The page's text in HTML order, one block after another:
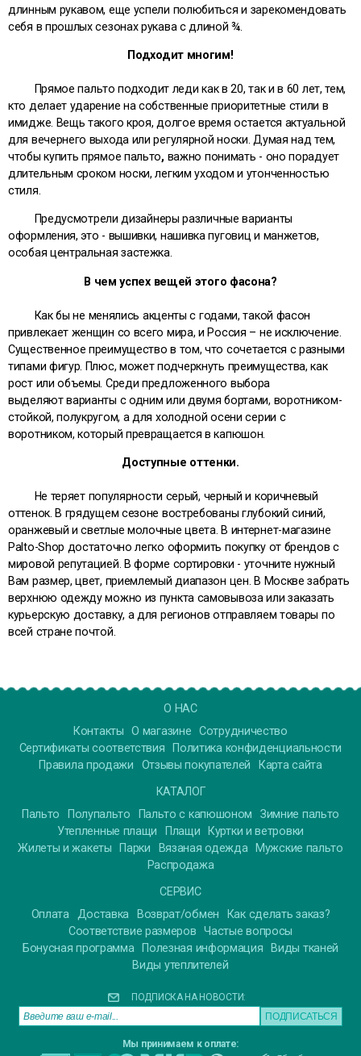
длинным рукавом, еще успели полюбиться и зарекомендовать
себя в прошлых сезонах рукава с длиной ¾.
Подходит многим!
Прямое пальто подходит леди как в 20, так и в 60 лет, тем,
кто делает ударение на собственные приоритетные стили в
имидже. Вещь такого кроя, долгое время остается актуальной
для вечернего выхода или регулярной носки. Думая над тем,
чтобы купить прямое пальто, важно понимать - оно порадует
длительным сроком носки, легким уходом и утонченностью
стиля.
Предусмотрели дизайнеры различные варианты
оформления, это - вышивки, нашивка пуговиц и манжетов,
особая центральная застежка.
В чем успех вещей этого фасона?
Как бы не менялись акценты с годами, такой фасон
привлекает женщин со всего мира, и Россия – не исключение.
Существенное преимущество в том, что сочетается с разными
типами фигур. Плюс, может подчеркнуть преимущества, как
рост или объемы. Среди предложенного выбора
выделяют варианты с одним или двумя бортами, воротником-
стойкой, полукругом, а для холодной осени серии с
воротником, который превращается в капюшон.
Доступные оттенки.
Не теряет популярности серый, черный и коричневый
оттенок. В грядущем сезоне востребованы глубокий синий,
оранжевый и светлые молочные цвета. В интернет-магазине
Palto-Shop достаточно легко оформить покупку от брендов с
мировой репутацией. В форме сортировки - уточните нужный
Вам размер, цвет, приемлемый диапазон цен. В Москве забрать
верхнюю одежду можно из пункта самовывоза или заказать
курьерскую доставку, а для регионов отправляем товары по
всей стране почтой.
О НАС
Контакты
О магазине Сотрудничество
Сертификаты соответствия
Политика конфиденциальности
Правила продажи
Отзывы покупателей
Карта сайта
КАТАЛОГ
Пальто
Полупальто Пальто с капюшоном
Зимние пальто
Утепленные плащи
Плащи
Куртки и ветровки
Жилеты и жакеты
Парки Вязаная одежда
Мужские пальто
Распродажа
СЕРВИС
Оплата Доставка Возврат/обмен
Как сделать заказ?
Соответствие размеров
Частые вопросы
Бонусная программа
Полезная информация
Виды тканей
Виды утеплителей
ПОДПИСКА НА НОВОСТИ:
Мы принимаем к оплате: